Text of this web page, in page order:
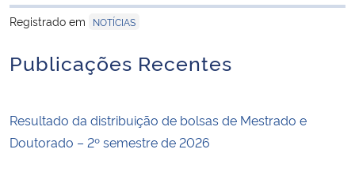
Secretaria de Governo
Gabinete de Segurança Institucional
Advocacia-Geral da União
Registrado em
NOTÍCIAS
Publicações Recentes
Resultado da distribuição de bolsas de Mestrado e
Doutorado – 2º semestre de 2026